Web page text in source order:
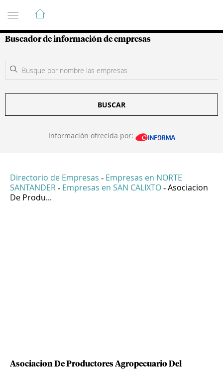
Guía de Empresas Colombianas
Buscador de información de empresas
BUSCAR
Información ofrecida por:
Directorio de Empresas - Empresas en NORTE
SANTANDER - Empresas en SAN CALIXTO - Asociacion
De Produ...
Asociacion De Productores Agropecuario Del